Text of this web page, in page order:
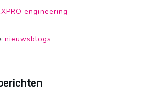
engineering
nieuwsblogs